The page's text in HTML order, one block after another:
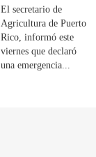
El secretario de
Agricultura de Puerto
Rico, informó este
viernes que declaró
una emergencia...